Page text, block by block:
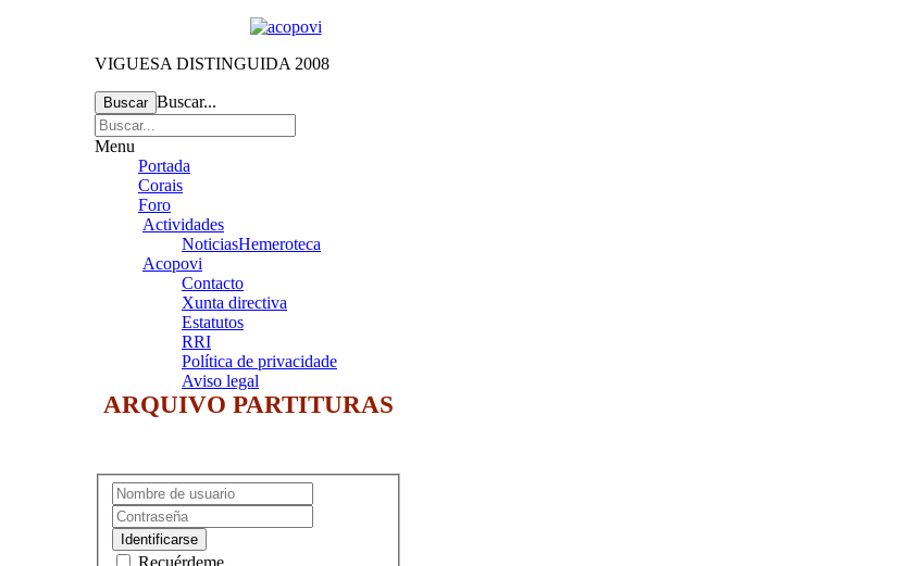
VIGUESA DISTINGUIDA 2008
Buscar Buscar...
Menu
Portada
Corais
Foro
Actividades
NoticiasHemeroteca
Acopovi
Contacto
Xunta directiva
Estatutos
RRI
Política de privacidade
Aviso legal
ARQUIVO PARTITURAS
Identificarse
Recuérdeme